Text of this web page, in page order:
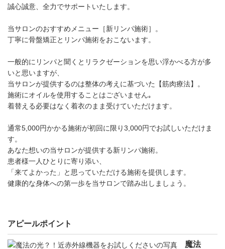
誠心誠意、全力でサポートいたします。
当サロンのおすすめメニュー［新リンパ施術］。
丁寧に骨盤矯正とリンパ施術をおこないます。
一般的にリンパと聞くとリラクゼーションを思い浮かべる方が多
いと思いますが、
当サロンが提供するのは整体の考えに基づいた【筋肉療法】。
施術にオイルを使用することはございません｡
着替える必要はなく着衣のまま受けていただけます。
通常5,000円かかる施術が初回に限り3,000円でお試しいただけま
す。
あなた想いの当サロンが提供する新リンパ施術。
患者様一人ひとりに寄り添い、
「来てよかった」と思っていただける施術を提供します。
健康的な身体への第一歩を当サロンで踏み出しましょう。
アピールポイント
魔法